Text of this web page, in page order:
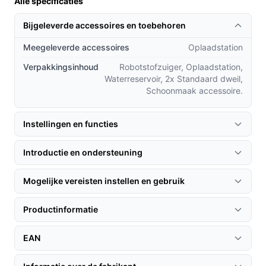
Wat maakt de Rowenta X-Plorer uniek in vergelijking
met andere robotstofzuigers?
lasernavigatie zorgt voor een veel nauwkeurigere
schoonmaakstrategie aan op basis van de
Compact en stil: Met een geluidsniveau van slechts
60 dB is deze robotstofzuiger stiller dan veel
andere modellen, waardoor je hem kunt gebruiken
zonder gestoord te worden.
Gebruik & praktische tips
Om het meeste uit jouw Rowenta X-Plorer te halen, volg
Bijgeleverde accessoires en toebehoren
Meegeleverde accessoires
Oplaadstation
Verpakkingsinhoud
Robotstofzuiger, Oplaadstation,
Waterreservoir, 2x Standaard dweil,
Schoonmaak accessoire.
Instellingen en functies
Introductie en ondersteuning
Mogelijke vereisten instellen en gebruik
Productinformatie
EAN